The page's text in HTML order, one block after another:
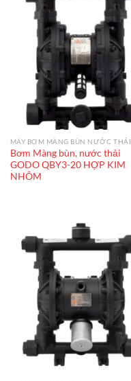
MÁY BƠM MÀNG BÙN NƯỚC THẢI
Bơm Màng bùn, nước thải
GODO QBY3-20 HỢP KIM
NHÔM